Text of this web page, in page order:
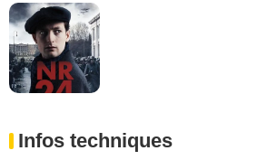
Infos techniques